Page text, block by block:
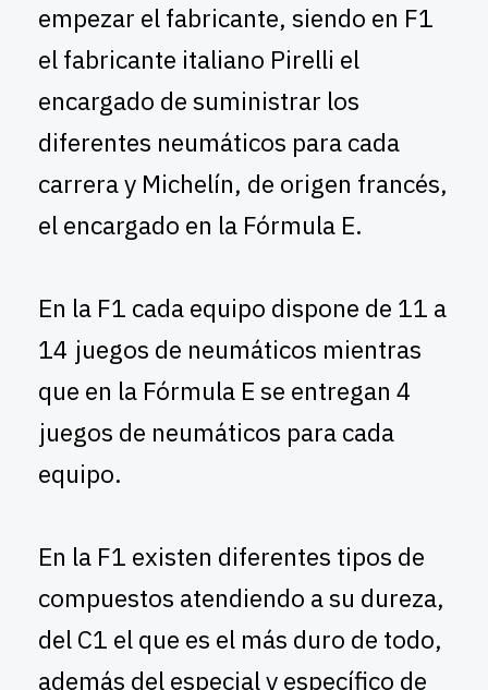
empezar el fabricante, siendo en F1
el fabricante italiano Pirelli el
encargado de suministrar los
diferentes neumáticos para cada
carrera y Michelín, de origen francés,
el encargado en la Fórmula E.
En la F1 cada equipo dispone de 11 a
14 juegos de neumáticos mientras
que en la Fórmula E se entregan 4
juegos de neumáticos para cada
equipo.
En la F1 existen diferentes tipos de
compuestos atendiendo a su dureza,
del C1 el que es el más duro de todo,
además del especial y específico de